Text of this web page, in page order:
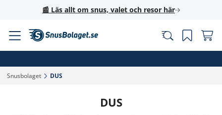
📰 Läs allt om snus, valet och resor här
Snusbolaget‎ DUS‎
DUS